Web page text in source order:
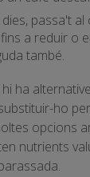
passa't al
a reduir o
també.
ha
ho
opcions
nutrients